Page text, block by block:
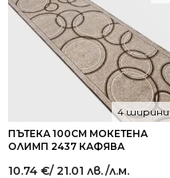
ПЪТЕКА 100СМ МОКЕТЕНА
ОЛИМП 2437 КАФЯВА
4 ширини
10.74 €/ 21.01 лв./л.м.